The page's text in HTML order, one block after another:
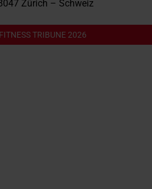
Zürich – Schweiz
TRIBUNE 2026